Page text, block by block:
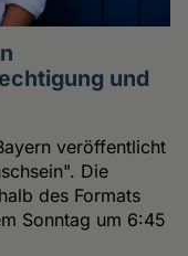
und
veröffentlicht
Die
des Formats
Sonntag um 6:45